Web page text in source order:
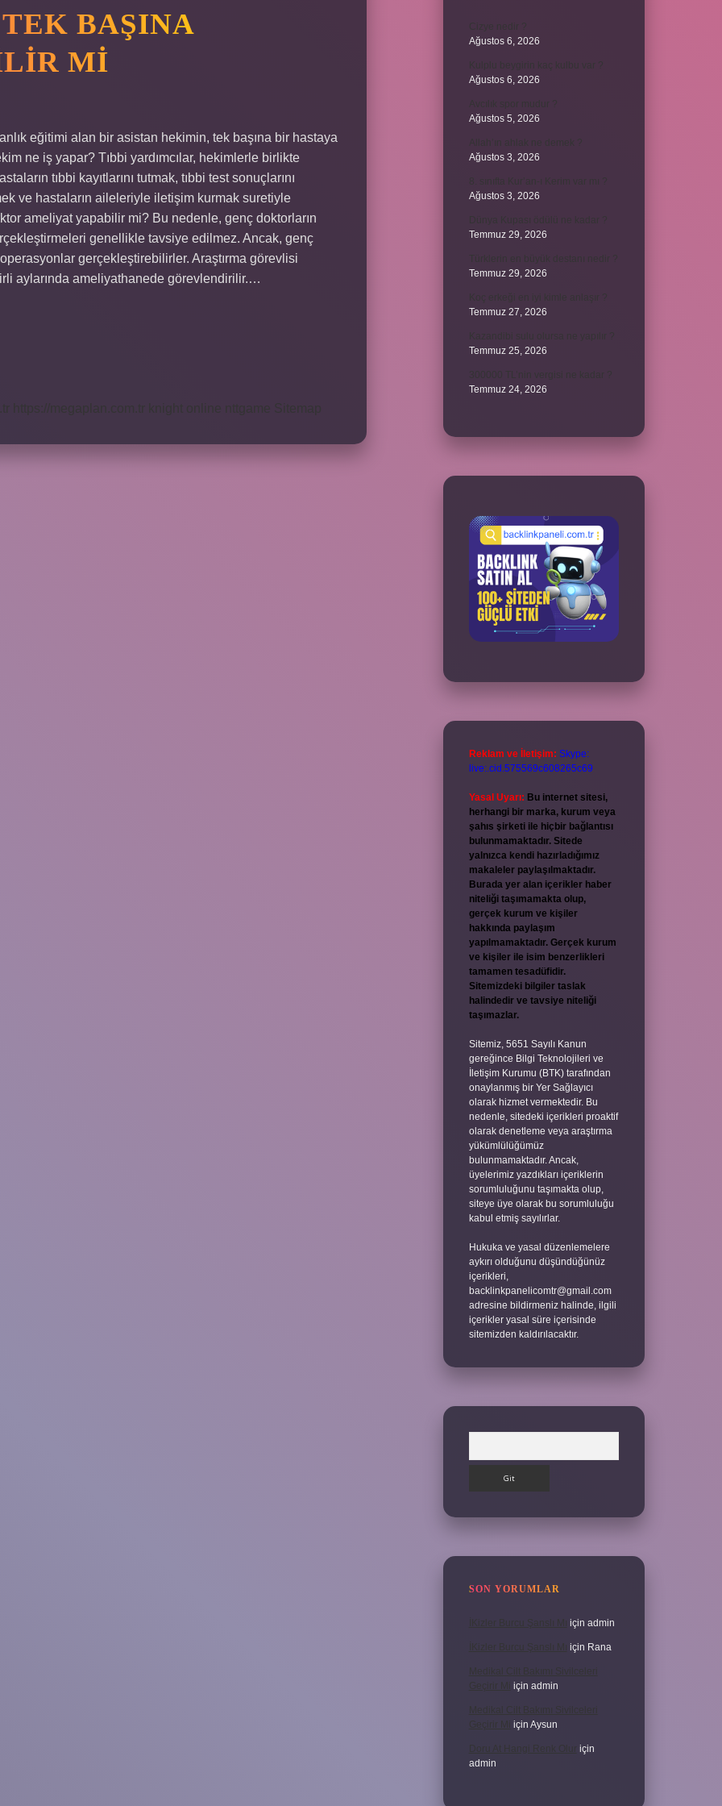
BAŞINA
MI
eğitimi alan bir asistan hekimin, tek başına bir hastaya
ne iş yapar? Tıbbi yardımcılar, hekimlerle birlikte
tıbbi kayıtlarını tutmak, tıbbi test sonuçlarını
ve hastaların aileleriyle iletişim kurmak suretiyle
ameliyat yapabilir mi? Bu nedenle, genç doktorların
genellikle tavsiye edilmez. Ancak, genç
gerçekleştirebilirler. Araştırma görevlisi
aylarında ameliyathanede görevlendirilir.…
Ağustos 6, 2026
Ağustos 6, 2026
Ağustos 5, 2026
Ağustos 3, 2026
Ağustos 3, 2026
Temmuz 29, 2026
Temmuz 29, 2026
Temmuz 27, 2026
Temmuz 25, 2026
Temmuz 24, 2026
Reklam ve İletişim: Skype:
live:.cid.575569c608265c69
Yasal Uyarı: Bu internet sitesi,
herhangi bir marka, kurum veya
şahıs şirketi ile hiçbir bağlantısı
bulunmamaktadır. Sitede
yalnızca kendi hazırladığımız
makaleler paylaşılmaktadır.
Burada yer alan içerikler haber
niteliği taşımamakta olup,
gerçek kurum ve kişiler
hakkında paylaşım
yapılmamaktadır. Gerçek kurum
ve kişiler ile isim benzerlikleri
tamamen tesadüfidir.
Sitemizdeki bilgiler taslak
halindedir ve tavsiye niteliği
taşımazlar.
Sitemiz, 5651 Sayılı Kanun
gereğince Bilgi Teknolojileri ve
İletişim Kurumu (BTK) tarafından
onaylanmış bir Yer Sağlayıcı
olarak hizmet vermektedir. Bu
nedenle, sitedeki içerikleri proaktif
olarak denetleme veya araştırma
yükümlülüğümüz
bulunmamaktadır. Ancak,
üyelerimiz yazdıkları içeriklerin
sorumluluğunu taşımakta olup,
siteye üye olarak bu sorumluluğu
kabul etmiş sayılırlar.
Hukuka ve yasal düzenlemelere
aykırı olduğunu düşündüğünüz
içerikleri,
backlinkpanelicomtr@gmail.com
adresine bildirmeniz halinde, ilgili
içerikler yasal süre içerisinde
sitemizden kaldırılacaktır.
SON YORUMLAR
İKizler Burcu Şanslı Mı için admin
İKizler Burcu Şanslı Mı için Rana
Medikal Cilt Bakımı Sivilceleri
Geçirir Mi için admin
Medikal Cilt Bakımı Sivilceleri
Geçirir Mi için Aysun
Doru At Hangi Renk Olur için
admin